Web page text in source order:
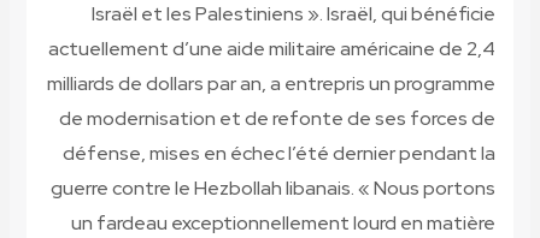
Israël et les Palestiniens ». Israël, qui bénéficie
actuellement d’une aide militaire américaine de 2,4
milliards de dollars par an, a entrepris un programme
de modernisation et de refonte de ses forces de
défense, mises en échec l’été dernier pendant la
guerre contre le Hezbollah libanais. « Nous portons
un fardeau exceptionnellement lourd en matière